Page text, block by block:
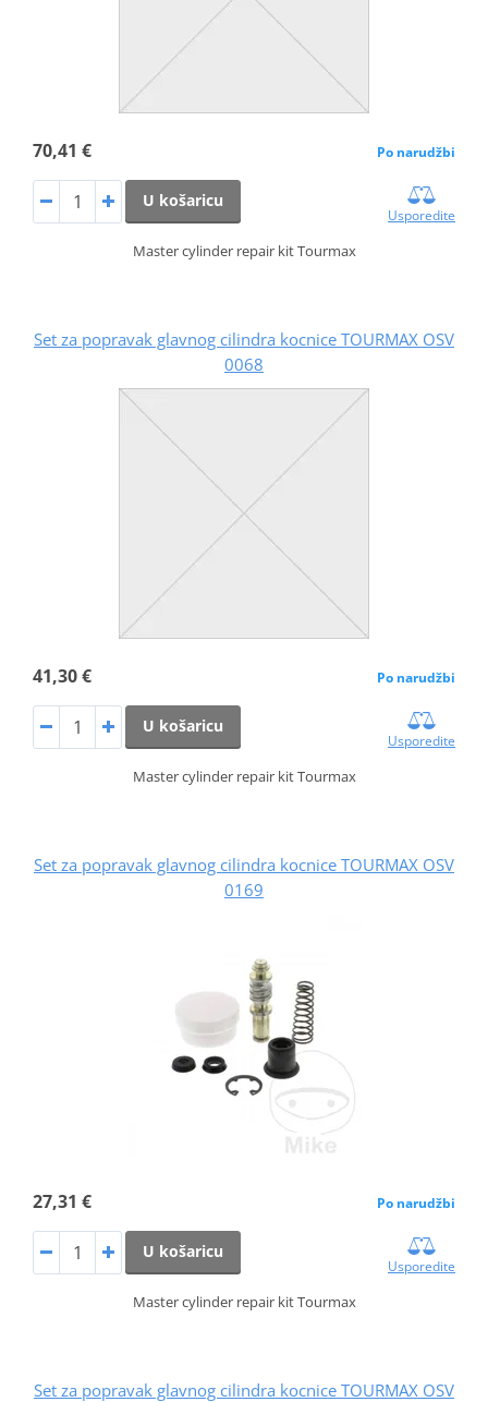
70,41 € Po narudžbi
U košaricu
Usporedite
Master cylinder repair kit Tourmax
Set za popravak glavnog cilindra kocnice TOURMAX OSV
0068
41,30 € Po narudžbi
U košaricu
Usporedite
Master cylinder repair kit Tourmax
Set za popravak glavnog cilindra kocnice TOURMAX OSV
0169
27,31 € Po narudžbi
U košaricu
Usporedite
Master cylinder repair kit Tourmax
Set za popravak glavnog cilindra kocnice TOURMAX OSV